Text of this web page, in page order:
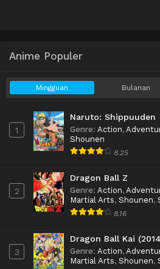
Anime Populer
Mingguan Bulanan
1
Naruto: Shippuuden
Genre: Action,
Shounen
8.25
2
Dragon Ball Z
Genre: Action,
Martial Arts, Shounen,
8.16
3
Dragon Ball Kai
Genre: Action,
Martial Arts, Shounen,